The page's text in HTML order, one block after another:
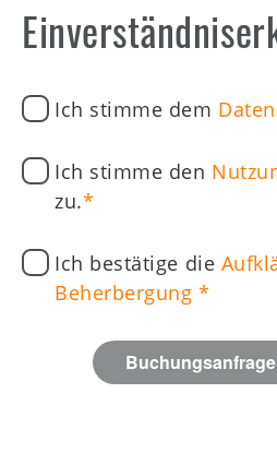
Ich stimme dem
Ich stimme den
zu.
Ich bestätige die
Beherbergung